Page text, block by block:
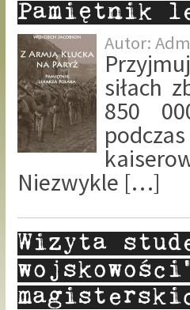
Pamiętnik
Autor:
siłach
850
Niezwykle […]
Wizyta